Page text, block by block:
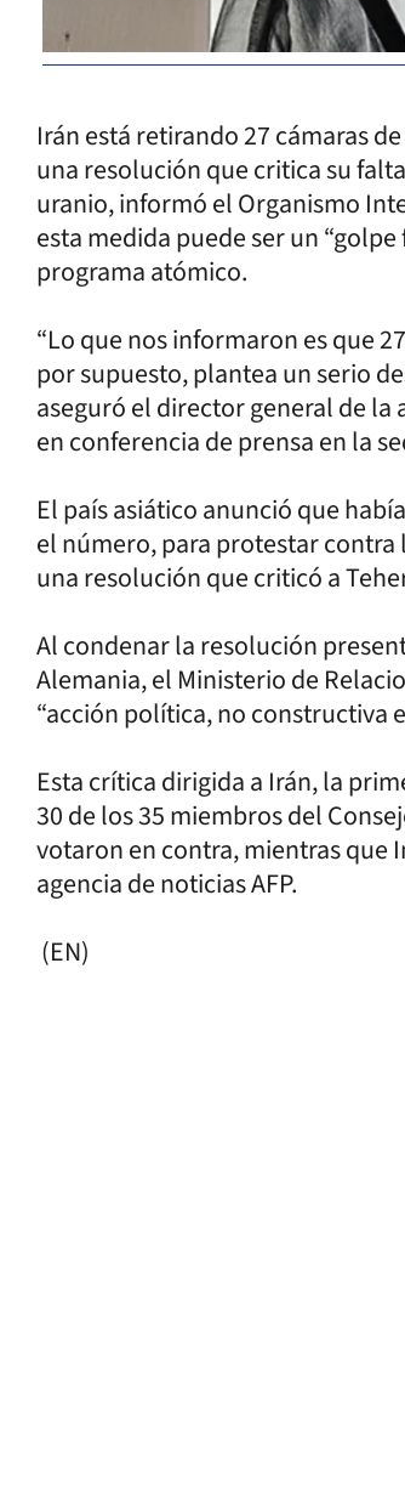
Irán está retirando 27 cámaras
una resolución que critica su
uranio, informó el Organismo
esta medida puede ser un
programa atómico.
“Lo que nos informaron es que
por supuesto, plantea un serio
aseguró el director general de la
en conferencia de prensa en la
El país asiático anunció que
el número, para protestar contra
una resolución que criticó a
Al condenar la resolución
Alemania, el Ministerio de
“acción política, no constructiva
Esta crítica dirigida a Irán, la
30 de los 35 miembros del
votaron en contra, mientras que
agencia de noticias AFP.
(EN)